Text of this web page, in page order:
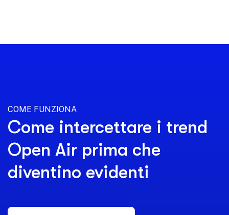
COME FUNZIONA
Come intercettare i trend
Open Air prima che
diventino evidenti